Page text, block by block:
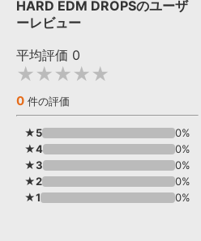
プラグイン・エフェクト »
サンプルパック »
ソフトウェア／ツール »
DAW »
ニュースレター »
SONICWIREブログ »
製品サポート情報 »
DTMガイド »
FAQ »
VIENNA
EZ DRUMMER 3
ボー
ELECTRONICA
ソフト音源 プラグイン・エフ
DAW
メーカー
フォーマット
HARD EDM DROPSのユーザ
ーレビュー
平均評価 0
★★★★★
0 件の評価
★5
0%
★4
0%
★3
0%
★2
0%
★1
0%